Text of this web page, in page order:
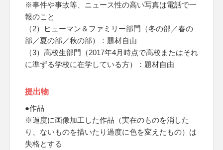
※事件や事故等、ニュース性の高い写真は電話で一
報のこと
（2）ヒューマン＆ファミリー部門（冬の部／春の
部／夏の部／秋の部）：題材自由
（3）高校生部門（2017年4月時点で高校またはそれ
に準ずる学校に在学している方）：題材自由
提出物
●作品
※過度に画像加工した作品（実在のものを消した
り、ないものを描いたり過度に色を変えたもの）は
失格とする